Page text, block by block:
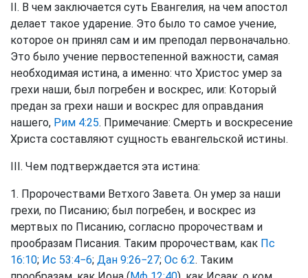
II. В чем заключается суть Евангелия, на чем апостол
делает такое ударение. Это было то самое учение,
которое он принял сам и им преподал первоначально.
Это было учение первостепенной важности, самая
необходимая истина, а именно: что Христос умер за
грехи наши, был погребен и воскрес, или: Который
предан за грехи наши и воскрес для оправдания
нашего, Рим 4:25. Примечание: Смерть и воскресение
Христа составляют сущность евангельской истины.
III. Чем подтверждается эта истина:
1. Пророчествами Ветхого Завета. Он умер за наши
грехи, по Писанию; был погребен, и воскрес из
мертвых по Писанию, согласно пророчествам и
прообразам Писания. Таким пророчествам, как Пс
16:10; Ис 53:4−6; Дан 9:26−27; Ос 6:2. Таким